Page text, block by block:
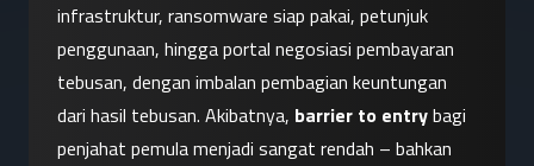
infrastruktur, ransomware siap pakai, petunjuk
penggunaan, hingga portal negosiasi pembayaran
tebusan, dengan imbalan pembagian keuntungan
dari hasil tebusan. Akibatnya, barrier to entry bagi
penjahat pemula menjadi sangat rendah – bahkan